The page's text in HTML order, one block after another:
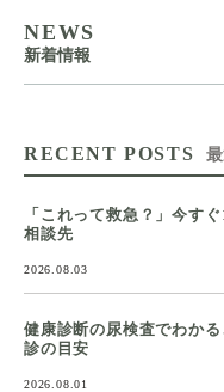
NEWS
新着情報
RECENT POSTS
「これって救急？」今す
相談先
2026.08.03
健康診断の尿検査でわか
診の目安
2026.08.01